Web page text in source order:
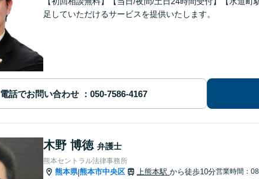
足していただけるサービスを提供いたします。
電話でお問い合わせ
木野 博徳 弁護士
熊本セントラル法律事務所
熊本県|熊本市中央区 上熊本駅 から徒歩10分営業時間：